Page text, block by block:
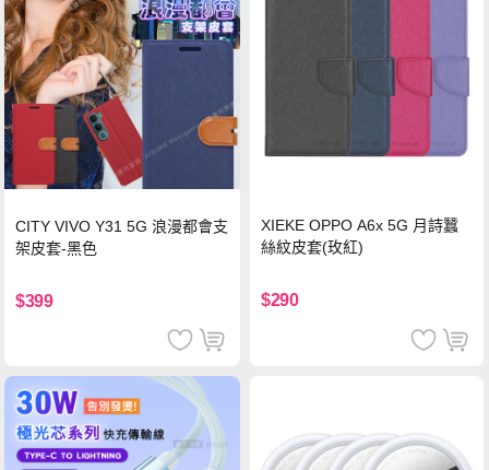
CITY VIVO Y31 5G 浪漫都會支
架皮套-黑色
$399
XIEKE OPPO A6x 5G 月詩蠶
絲紋皮套(玫紅)
$290